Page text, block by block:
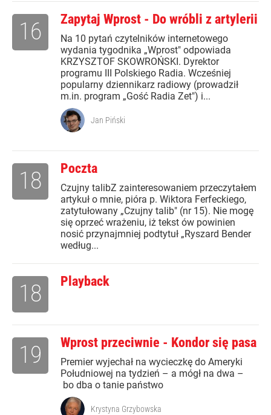
Zapytaj Wprost - Do wróbli z artylerii
Na 10 pytań czytelników internetowego
wydania tygodnika „Wprost" odpowiada
KRZYSZTOF SKOWROŃSKI. Dyrektor
programu III Polskiego Radia. Wcześniej
popularny dziennikarz radiowy (prowadził
m.in. program „Gość Radia Zet") i...
16
Jan Piński
Poczta
Czujny talibZ zainteresowaniem przeczytałem
artykuł o mnie, pióra p. Wiktora Ferfeckiego,
zatytułowany „Czujny talib" (nr 15). Nie mogę
się oprzeć wrażeniu, iż tekst ów powinien
nosić przynajmniej podtytuł „Ryszard Bender
według...
18
Playback
18
Wprost przeciwnie - Kondor się pasa
Premier wyjechał na wycieczkę do Ameryki
Południowej na tydzień – a mógł na dwa –
bo dba o tanie państwo
19
Krystyna Grzybowska